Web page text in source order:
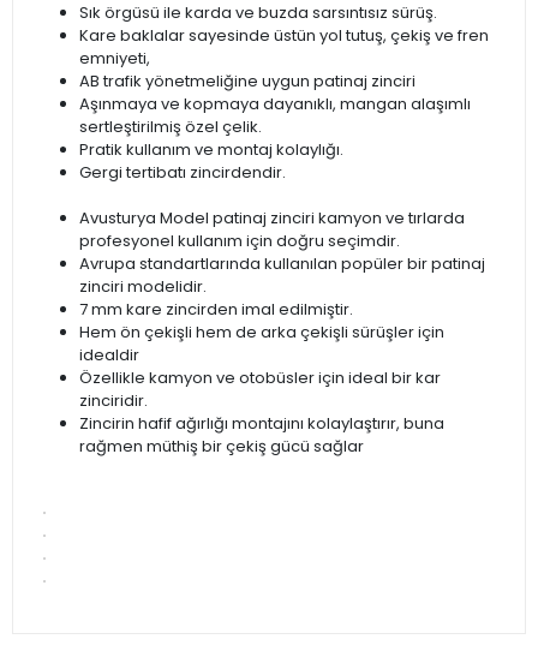
Sık örgüsü ile karda ve buzda sarsıntısız sürüş.
Kare baklalar sayesinde üstün yol tutuş, çekiş ve fren
emniyeti,
AB trafik yönetmeliğine uygun patinaj zinciri
Aşınmaya ve kopmaya dayanıklı, mangan alaşımlı
sertleştirilmiş özel çelik.
Pratik kullanım ve montaj kolaylığı.
Gergi tertibatı zincirdendir.
Avusturya Model patinaj zinciri kamyon ve tırlarda
profesyonel kullanım için doğru seçimdir.
Avrupa standartlarında kullanılan popüler bir patinaj
zinciri modelidir.
7 mm kare zincirden imal edilmiştir.
Hem ön çekişli hem de arka çekişli sürüşler için
idealdir
Özellikle kamyon ve otobüsler için ideal bir kar
zinciridir.
Zincirin hafif ağırlığı montajını kolaylaştırır, buna
rağmen müthiş bir çekiş gücü sağlar